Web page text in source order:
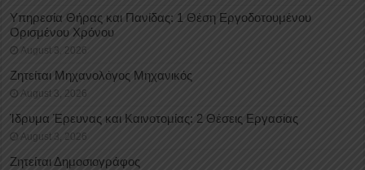
Υπηρεσία Θήρας και Πανίδας: 1 Θέση Eργοδοτουμένου
Oρισμένου Xρόνου
August 3, 2026
Ζητείται Μηχανολόγος Μηχανικός
August 3, 2026
Ίδρυμα Έρευνας και Καινοτομίας: 2 Θέσεις Εργασίας
August 3, 2026
Ζητείται Δημοσιογράφος